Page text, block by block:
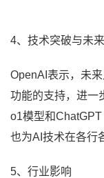
4、技术突破与未
OpenAI表示，未
功能的支持，进一
o1模型和ChatGPT
也为AI技术在各行
5、行业影响